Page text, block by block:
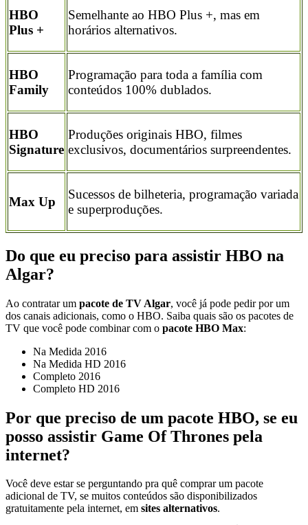
HBO
Plus +
Semelhante ao HBO Plus +, mas em
horários alternativos.
HBO
Family
Programação para toda a família com
conteúdos 100% dublados.
HBO
Signature
Produções originais HBO, filmes
exclusivos, documentários surpreendentes.
Max Up
Sucessos de bilheteria, programação variada
e superproduções.
Do que eu preciso para assistir HBO na
Algar?
Ao contratar um pacote de TV Algar, você já pode pedir por um
dos canais adicionais, como o HBO. Saiba quais são os pacotes de
TV que você pode combinar com o pacote HBO Max:
Na Medida 2016
Na Medida HD 2016
Completo 2016
Completo HD 2016
Por que preciso de um pacote HBO, se eu
posso assistir Game Of Thrones pela
internet?
Você deve estar se perguntando pra quê comprar um pacote
adicional de TV, se muitos conteúdos são disponibilizados
gratuitamente pela internet, em sites alternativos.